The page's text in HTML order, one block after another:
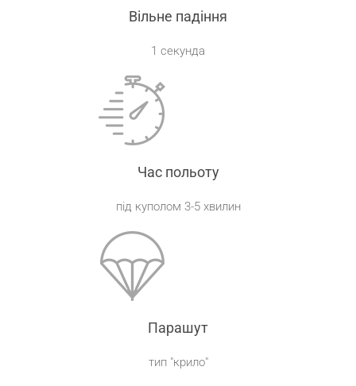
Вільне падіння
1 секунда
Час польоту
під куполом 3-5 хвилин
Парашут
тип "крило"